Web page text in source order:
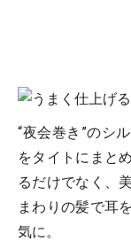
“夜会巻き”のシ
をタイトにまと
るだけでなく、
まわりの髪で耳
気に。